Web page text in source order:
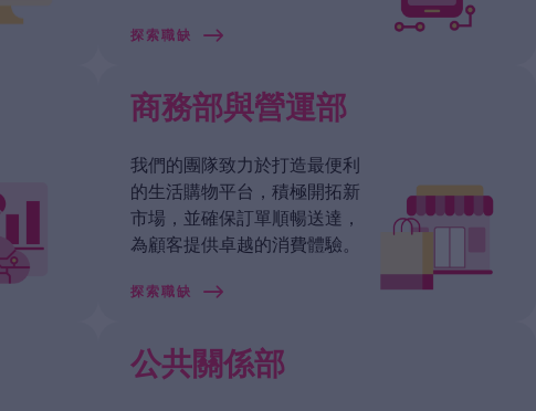
探索職缺
商務部與營運部
我們的團隊致力於打造最便利
的生活購物平台，積極開拓新
市場，並確保訂單順暢送達，
為顧客提供卓越的消費體驗。
探索職缺
公共關係部